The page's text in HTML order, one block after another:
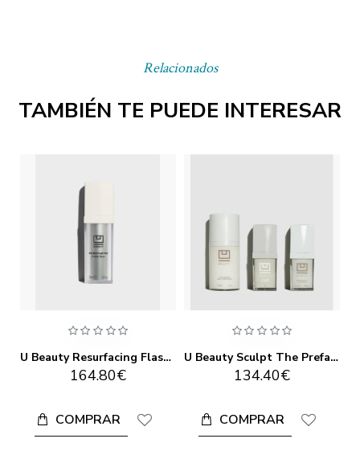
Relacionados
TAMBIÉN TE PUEDE INTERESAR
U Beauty Resurfacing Flash Peel 30ml
164.80€
COMPRAR
U Beauty Sculpt The Preface Set
134.40€
COMPRAR